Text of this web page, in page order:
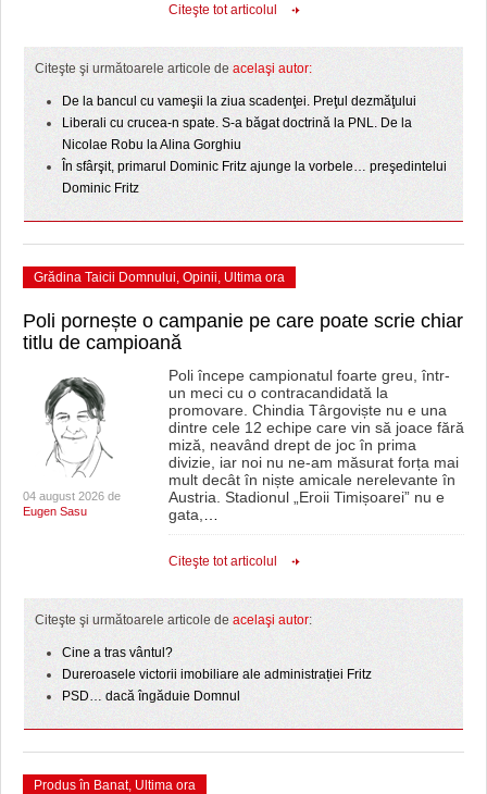
Citeşte tot articolul
Citeşte şi următoarele articole de acelaşi autor:
De la bancul cu vameşii la ziua scadenţei. Preţul dezmăţului
Liberali cu crucea-n spate. S-a băgat doctrină la PNL. De la
Nicolae Robu la Alina Gorghiu
În sfârşit, primarul Dominic Fritz ajunge la vorbele… preşedintelui
Dominic Fritz
Grădina Taicii Domnului Opinii Ultima ora
Poli pornește o campanie pe care poate scrie chiar
titlu de campioană
04 august 2026 de
Eugen Sasu
Poli începe campionatul foarte greu, într-
un meci cu o contracandidată la
promovare. Chindia Târgoviște nu e una
dintre cele 12 echipe care vin să joace fără
miză, neavând drept de joc în prima
divizie, iar noi nu ne-am măsurat forța mai
mult decât în niște amicale nerelevante în
Austria. Stadionul „Eroii Timișoarei” nu e
gata,
Citeşte tot articolul
Citeşte şi următoarele articole de acelaşi autor:
Cine a tras vântul?
Dureroasele victorii imobiliare ale administrației Fritz
PSD… dacă îngăduie Domnul
Produs în Banat, Ultima ora